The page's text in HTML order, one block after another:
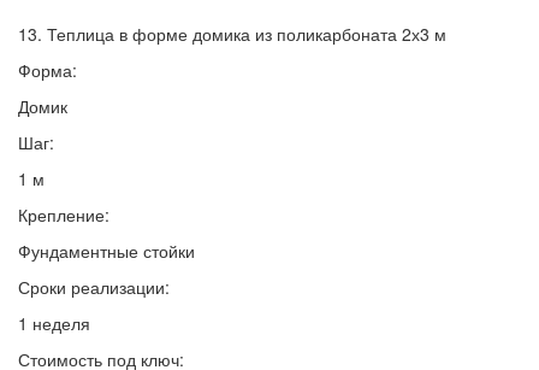
13. Теплица в форме домика из поликарбоната 2х3 м
Форма:
Домик
Шаг:
1 м
Крепление:
Фундаментные стойки
Сроки реализации:
1 неделя
Стоимость под ключ: